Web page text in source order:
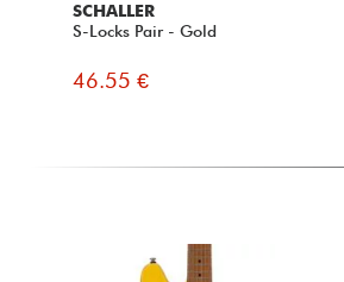
SCHALLER
S-Locks Pair - Gold
46.55 €